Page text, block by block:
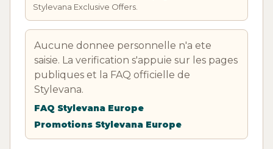
Stylevana Exclusive Offers.
Aucune donnee personnelle n'a ete
saisie. La verification s'appuie sur les pages
publiques et la FAQ officielle de
Stylevana.
FAQ Stylevana Europe
Promotions Stylevana Europe